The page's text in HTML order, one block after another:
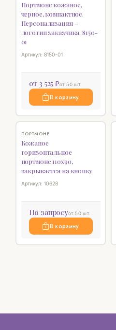
Портмоне кожаное,
черное, компактное.
Персонализация –
логотип заказчика. 8150-
01
Артикул: 8150-01
от 3 525 ₽от 50 шт.
В корзину
ПОРТМОНЕ
Кожаное
горизонтальное
портмоне 110х90,
закрывается на кнопку
Артикул: 10628
По запросуот 50 шт.
В корзину